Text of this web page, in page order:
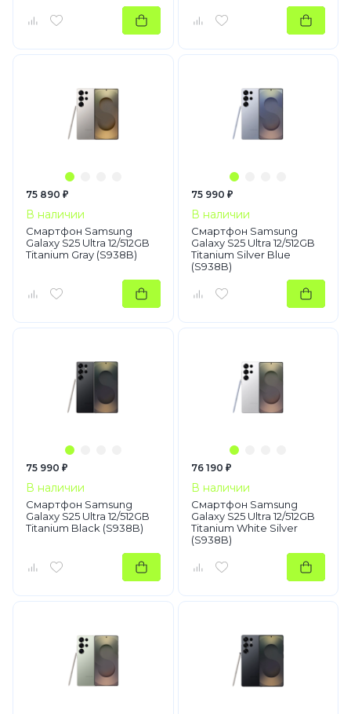
75 890 ₽
В наличии
Смартфон Samsung
Galaxy S25 Ultra 12/512GB
Titanium Gray (S938B)
75 990 ₽
В наличии
Смартфон Samsung
Galaxy S25 Ultra 12/512GB
Titanium Silver Blue
(S938B)
75 990 ₽
В наличии
Смартфон Samsung
Galaxy S25 Ultra 12/512GB
Titanium Black (S938B)
76 190 ₽
В наличии
Смартфон Samsung
Galaxy S25 Ultra 12/512GB
Titanium White Silver
(S938B)